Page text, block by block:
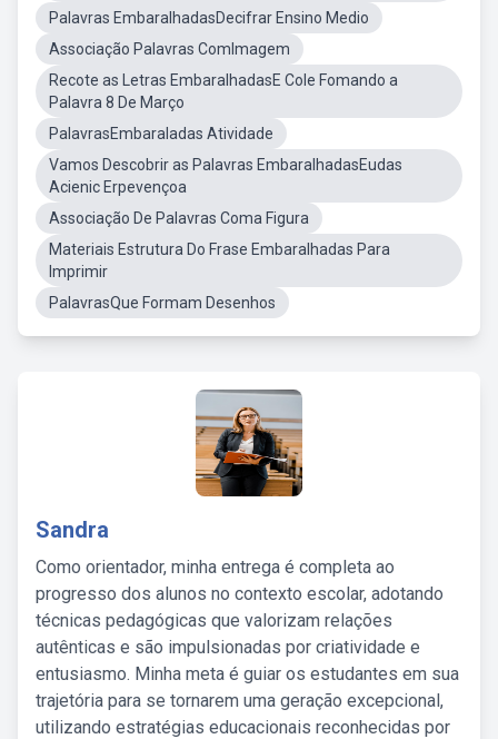
Palavras EmbaralhadasDecifrar Ensino Medio
Associação Palavras ComImagem
Recote as Letras EmbaralhadasE Cole Fomando a
Palavra 8 De Março
PalavrasEmbaraladas Atividade
Vamos Descobrir as Palavras EmbaralhadasEudas
Acienic Erpevençoa
Associação De Palavras Coma Figura
Materiais Estrutura Do Frase Embaralhadas Para
Imprimir
PalavrasQue Formam Desenhos
Sandra
Como orientador, minha entrega é completa ao
progresso dos alunos no contexto escolar, adotando
técnicas pedagógicas que valorizam relações
autênticas e são impulsionadas por criatividade e
entusiasmo. Minha meta é guiar os estudantes em sua
trajetória para se tornarem uma geração excepcional,
utilizando estratégias educacionais reconhecidas por